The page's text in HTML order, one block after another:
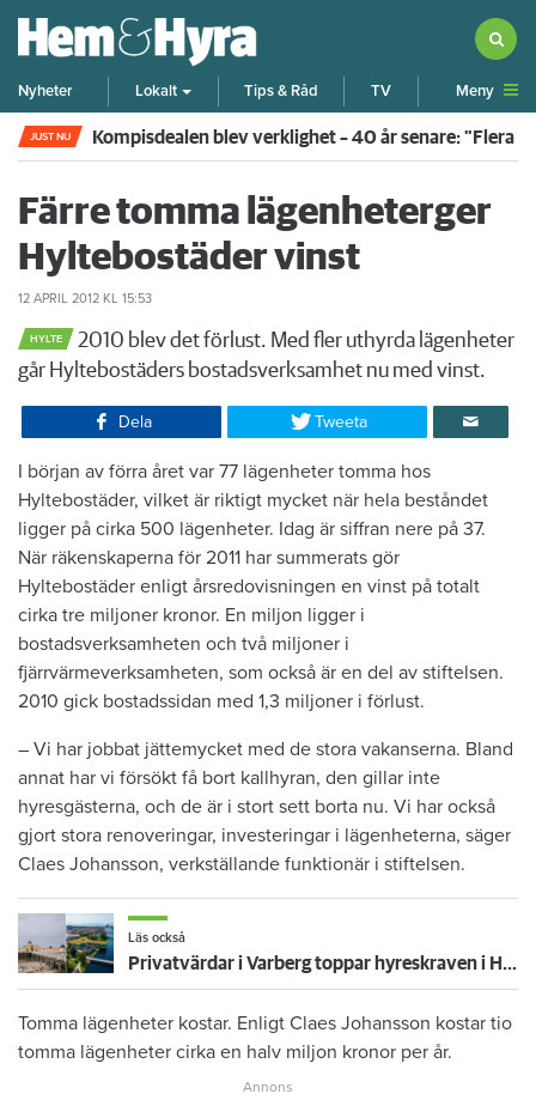
Nyheter Lokalt Tips & Råd TV Meny
JUST NU Kompisdealen blev verklighet – 40 år senare: "Flera
Färre tomma lägenheterger
Hyltebostäder vinst
12 APRIL 2012 KL 15:53
HYLTE
2010 blev det förlust. Med fler uthyrda lägenheter
går Hyltebostäders bostadsverksamhet nu med vinst.
Dela Tweeta
I början av förra året var 77 lägenheter tomma hos
Hyltebostäder, vilket är riktigt mycket när hela beståndet
ligger på cirka 500 lägenheter. Idag är siffran nere på 37.
När räkenskaperna för 2011 har summerats gör
Hyltebostäder enligt årsredovisningen en vinst på totalt
cirka tre miljoner kronor. En miljon ligger i
bostadsverksamheten och två miljoner i
fjärrvärmeverksamheten, som också är en del av stiftelsen.
2010 gick bostadssidan med 1,3 miljoner i förlust.
– Vi har jobbat jättemycket med de stora vakanserna. Bland
annat har vi försökt få bort kallhyran, den gillar inte
hyresgästerna, och de är i stort sett borta nu. Vi har också
gjort stora renoveringar, investeringar i lägenheterna, säger
Claes Johansson, verkställande funktionär i stiftelsen.
Läs också
Privatvärdar i Varberg toppar hyreskraven i Halland – yrkar på 9,56 procent
Tomma lägenheter kostar. Enligt Claes Johansson kostar tio
tomma lägenheter cirka en halv miljon kronor per år.